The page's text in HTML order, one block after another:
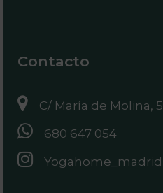
Contacto
C/ María de Molina, 5
680 647 054
Yogahome_madrid